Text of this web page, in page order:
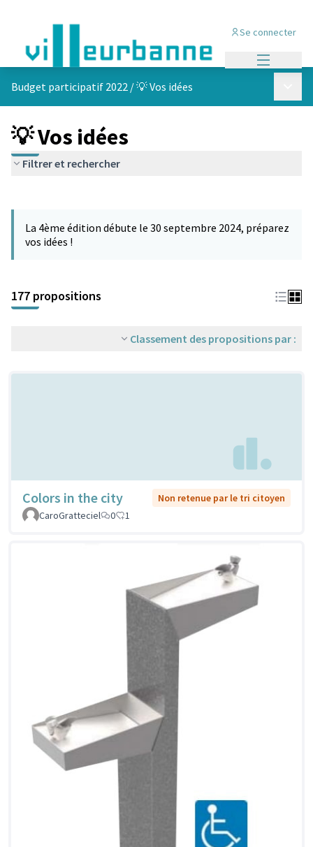
Se connecter
Budget participatif 2022 /💡 Vos idées
💡 Vos idées
Filtrer et rechercher
−
La 4ème édition débute le 30 septembre 2024, préparez
vos idées !
177 propositions
Classement des propositions par :
Colors in the city
Non retenue par le tri citoyen
CaroGratteciel
0 1